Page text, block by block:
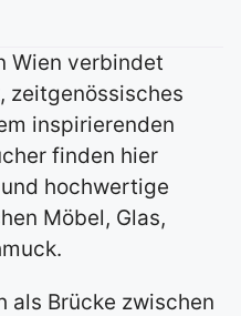
Wien verbindet
zeitgenössisches
inspirierenden
finden hier
hochwertige
Möbel, Glas,
als Brücke zwischen